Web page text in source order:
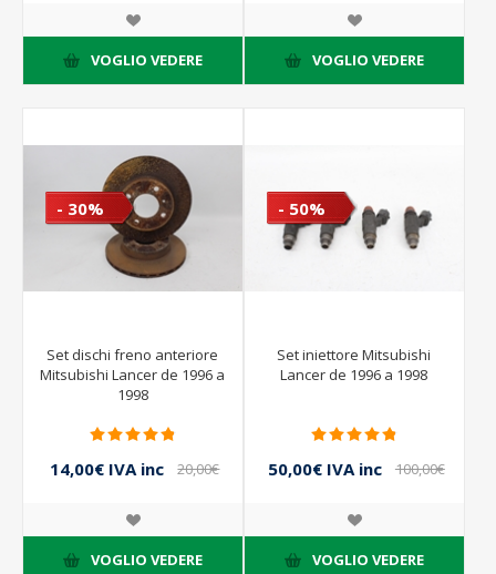
VOGLIO VEDERE VOGLIO VEDERE
- 30%
Set dischi freno anteriore
Mitsubishi Lancer de 1996 a
1998
14,00€ IVA inc
20,00€
VOGLIO VEDERE
- 50%
Set iniettore Mitsubishi
Lancer de 1996 a 1998
50,00€ IVA inc
100,00€
VOGLIO VEDERE